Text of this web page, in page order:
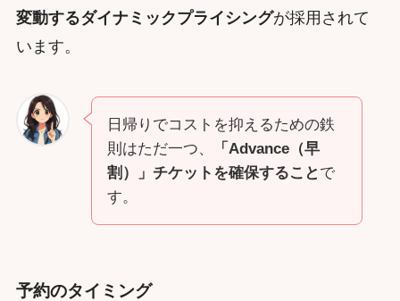
変動するダイナミックプライシングが採用されて
います。
日帰りでコストを抑えるための鉄
則はただ一つ、
「Advance（早
割）」チケットを確保すること で
す。
予約のタイミング